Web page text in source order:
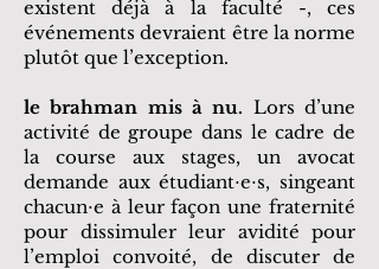
existent déjà à la faculté -, ces
événements devraient être la norme
plutôt que l’exception.
le brahman mis à nu. Lors d’une
activité de groupe dans le cadre de
la course aux stages, un avocat
demande aux étudiant⋅e⋅s, singeant
chacun⋅e à leur façon une fraternité
pour dissimuler leur avidité pour
l’emploi convoité, de discuter de